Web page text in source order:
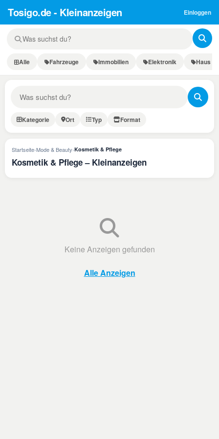
Tosigo.de - Kleinanzeigen Einloggen
Alle Fahrzeuge Immobilien Elektronik Haus &
Kategorie Ort Typ Format
Startseite›Mode & Beauty›Kosmetik & Pflege
Kosmetik & Pflege – Kleinanzeigen
Keine Anzeigen gefunden
Alle Anzeigen